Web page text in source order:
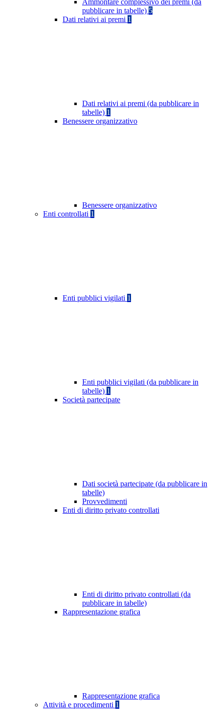
Ammontare complessivo dei premi (da
pubblicare in tabelle) 5
Dati relativi ai premi 1
Dati relativi ai premi (da pubblicare in
tabelle) 1
Benessere organizzativo
Benessere organizzativo
Enti controllati 1
Enti pubblici vigilati 1
Enti pubblici vigilati (da pubblicare in
tabelle) 1
Società partecipate
Dati società partecipate (da pubblicare in
tabelle)
Provvedimenti
Enti di diritto privato controllati
Enti di diritto privato controllati (da
pubblicare in tabelle)
Rappresentazione grafica
Rappresentazione grafica
Attività e procedimenti 1